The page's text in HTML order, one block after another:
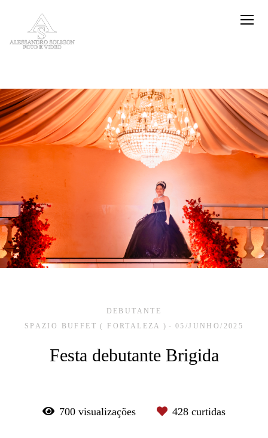
DEBUTANTE
SPAZIO BUFFET ( FORTALEZA )
05/JUNHO/2025
Festa debutante Brigida
700 visualizações 428 curtidas